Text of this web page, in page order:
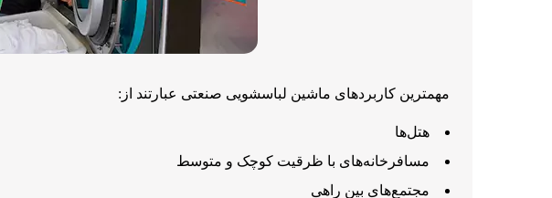
مهمترین کاربردهای ماشین لباسشویی صنعتی عبارتند از:
هتل‌ها
مسافرخانه‌های با ظرقیت کوچک و متوسط
مجتمع‌های بین راهی